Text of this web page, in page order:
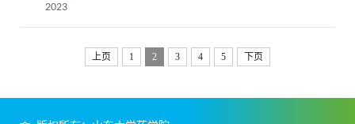
2023
上页 1 2 3 4 5 下页